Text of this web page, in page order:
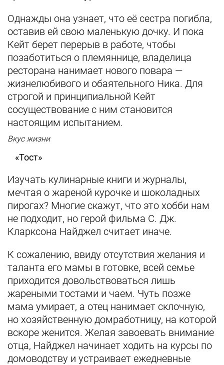
Однажды она узнает, что её сестра погибла,
оставив ей свою маленькую дочку. И пока
Кейт берет перерыв в работе, чтобы
позаботиться о племяннице, владелица
ресторана нанимает нового повара —
жизнелюбивого и обаятельного Ника. Для
строгой и принципиальной Кейт
сосуществование с ним становится
настоящим испытанием.
Вкус жизни
«Тост»
Изучать кулинарные книги и журналы,
мечтая о жареной курочке и шоколадных
пирогах? Многие скажут, что это хобби нам
не подходит, но герой фильма С. Дж.
Кларксона Найджел считает иначе.
К сожалению, ввиду отсутствия желания и
таланта его мамы в готовке, всей семье
приходится довольствоваться лишь
жареными тостами и чаем. Чуть позже
мама умирает, а отец нанимает склочную,
но хозяйственную домработницу, на которой
вскоре женится. Желая завоевать внимание
отца, Найджел начинает ходить на курсы по
домоводству и устраивает ежедневные